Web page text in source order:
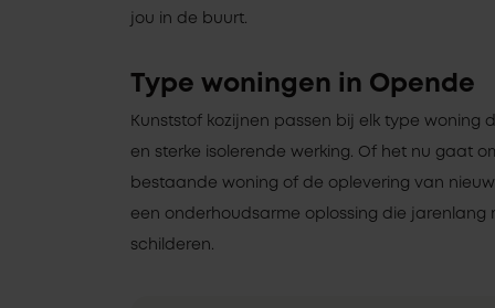
jou in de buurt.
Type woningen in Opende
Kunststof kozijnen passen bij elk type woning
en sterke isolerende werking. Of het nu gaat
bestaande woning of de oplevering van
een onderhoudsarme oplossing die
schilderen.